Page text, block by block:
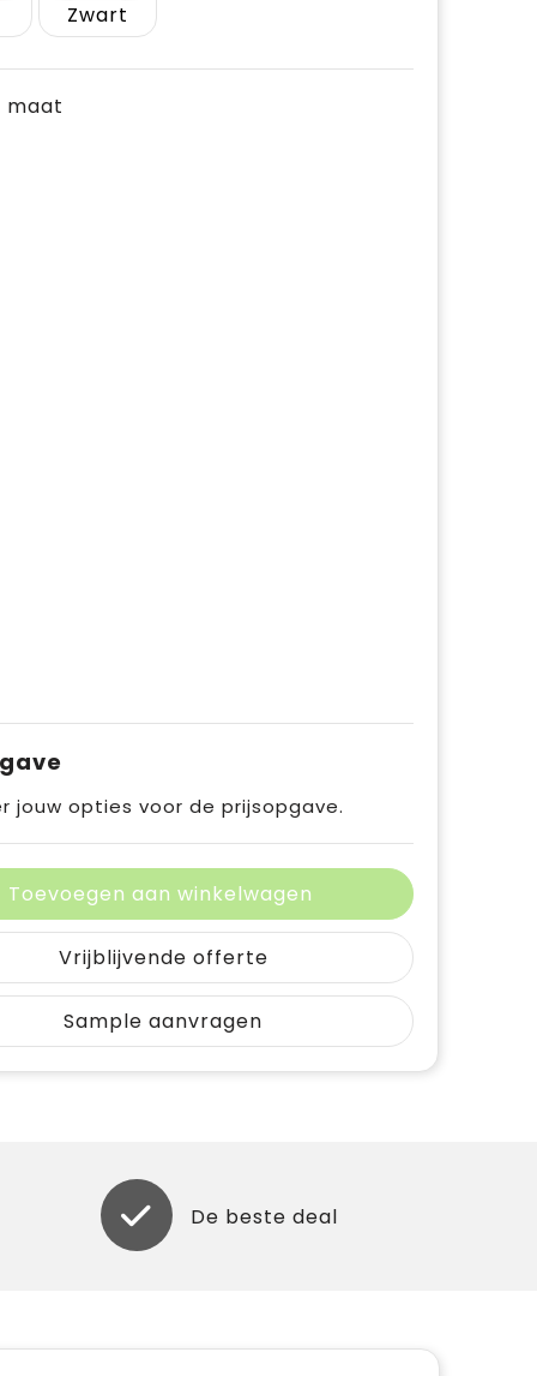
Zwart
maat
jouw opties voor de prijsopgave.
Toevoegen aan winkelwagen
Vrijblijvende offerte
Sample aanvragen
De beste deal